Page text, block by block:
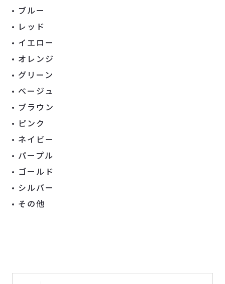
ブルー
レッド
イエロー
オレンジ
グリーン
ベージュ
ブラウン
ピンク
ネイビー
パープル
ゴールド
シルバー
その他